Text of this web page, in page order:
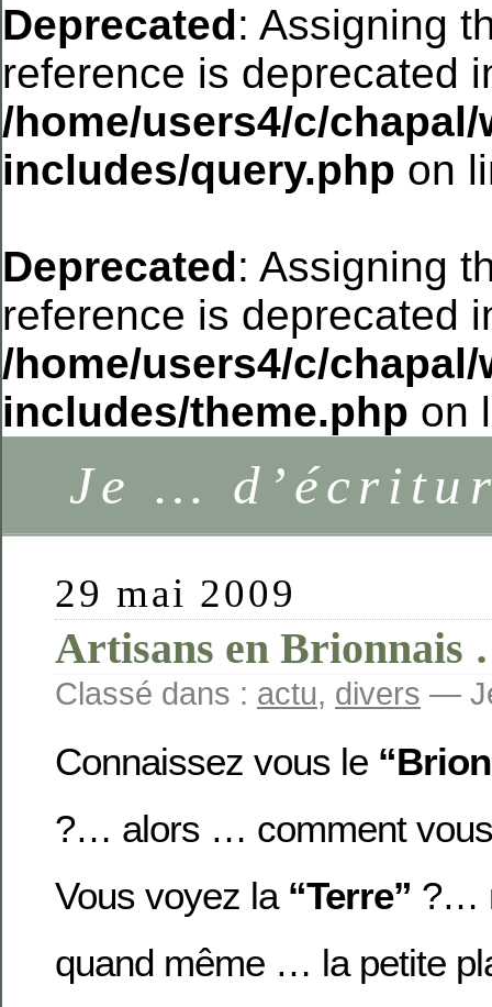
Deprecated: Assigning
reference is deprecated
/home/users4/c/
includes/query.php on
Deprecated: Assigning
reference is deprecated
/home/users4/c/
includes/theme.php on
Je …
29 mai 2009
Artisans en Brionnais
Classé dans : actu, divers —
Connaissez vous le
?… alors … comment
Vous voyez la “Terre” ?…
quand même … la petite